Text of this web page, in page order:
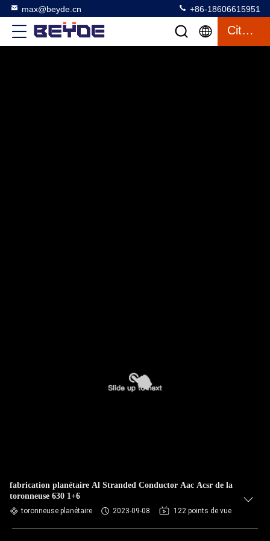
max@beyde.cn +86-18606615951
Citation
fabrication planétaire Al Stranded Conductor Aac Acsr de la
toronneuse 630 1+6
toronneuse planétaire 2023-09-08 122 points de vue